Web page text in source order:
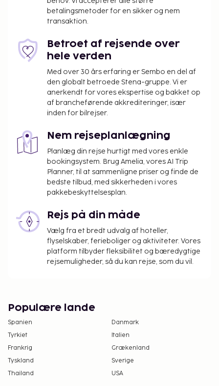
massage, kropsbehandlinger og
ansigtsbehandlinger. Hvis du leder efter rekreative
indendørs pool og en sauna. Andre faciliteter på
dette hotel inkluderer gratis trådløs internetadgang,
komme omkring og besøge destinationerne i
nærheden med transportservicen (tillægsgebyr).
Nyd et måltid på restauranten, eller bliv på
værelset, og nyd godt af dette hotels roomservice.
baren ved poolen.
Du vil blive bedt om at betale følgende på
overnatningsstedet. Gebyrer inkluderer muligvis
Der pålægges en byskat: EUR 1.98 pr. person pr.
børn under 17 år.
Vi har medtaget alle gebyrer, som
overnatningsstedet har oplyst.
Gebyr for selvstændig parkering: EUR 20 pr. nat
Ovenstående liste er muligvis ikke fuldstændig.
Som følge af nationale reguleringer kan der
ikke overføres mere end 1000 EUR i kontanter
betalingsmetoder for en sikker og nem
transaktion.
Betroet af rejsende over
hele verden
Med over 30 års erfaring er Sembo en del af
den globalt betroede Stena-gruppe. Vi er
anerkendt for vores ekspertise og bakket op
af brancheførende akkrediteringer, især
inden for bilrejser.
Nem rejseplanlægning
Planlæg din rejse hurtigt med vores enkle
bookingsystem. Brug Amelia, vores AI Trip
Planner, til at sammenligne priser og finde de
bedste tilbud, med sikkerheden i vores
pakkebeskyttelsesplan.
Rejs på din måde
Vælg fra et bredt udvalg af hoteller,
flyselskaber, ferieboliger og aktiviteter. Vores
platform tilbyder fleksibilitet og bæredygtige
rejsemuligheder, så du kan rejse, som du vil.
Populære lande
Spanien
Danmark
Tyrkiet
Italien
Frankrig
Grækenland
Tyskland
Sverige
Thailand
USA